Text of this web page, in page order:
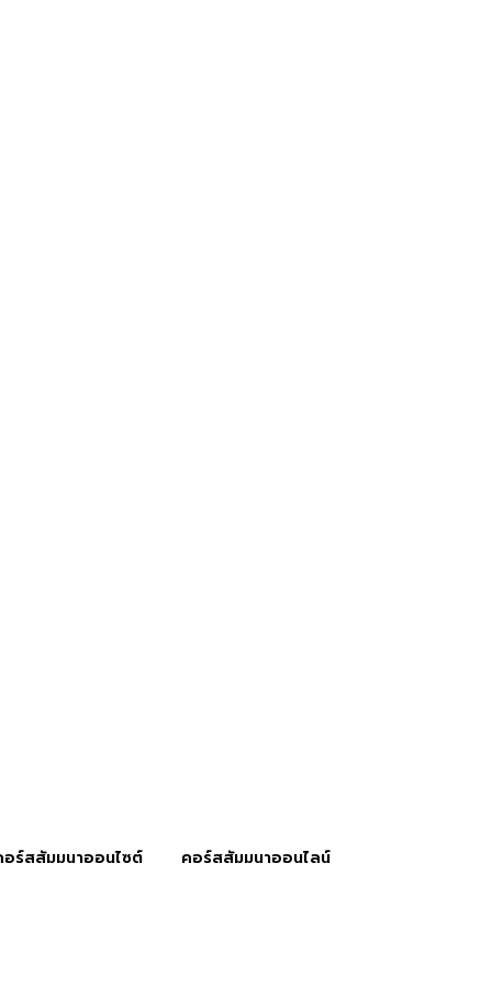
อร์สสัมมนาออนไซต์ คอร์สสัมมนาออนไลน์